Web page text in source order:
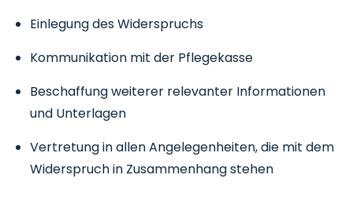
Einlegung des Widerspruchs
Kommunikation mit der Pflegekasse
Beschaffung weiterer relevanter Informationen
und Unterlagen
Vertretung in allen Angelegenheiten, die mit dem
Widerspruch in Zusammenhang stehen